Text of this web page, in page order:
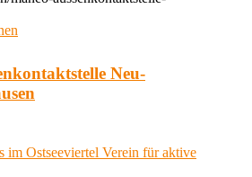
Neu-
im Ostseeviertel Verein für aktive